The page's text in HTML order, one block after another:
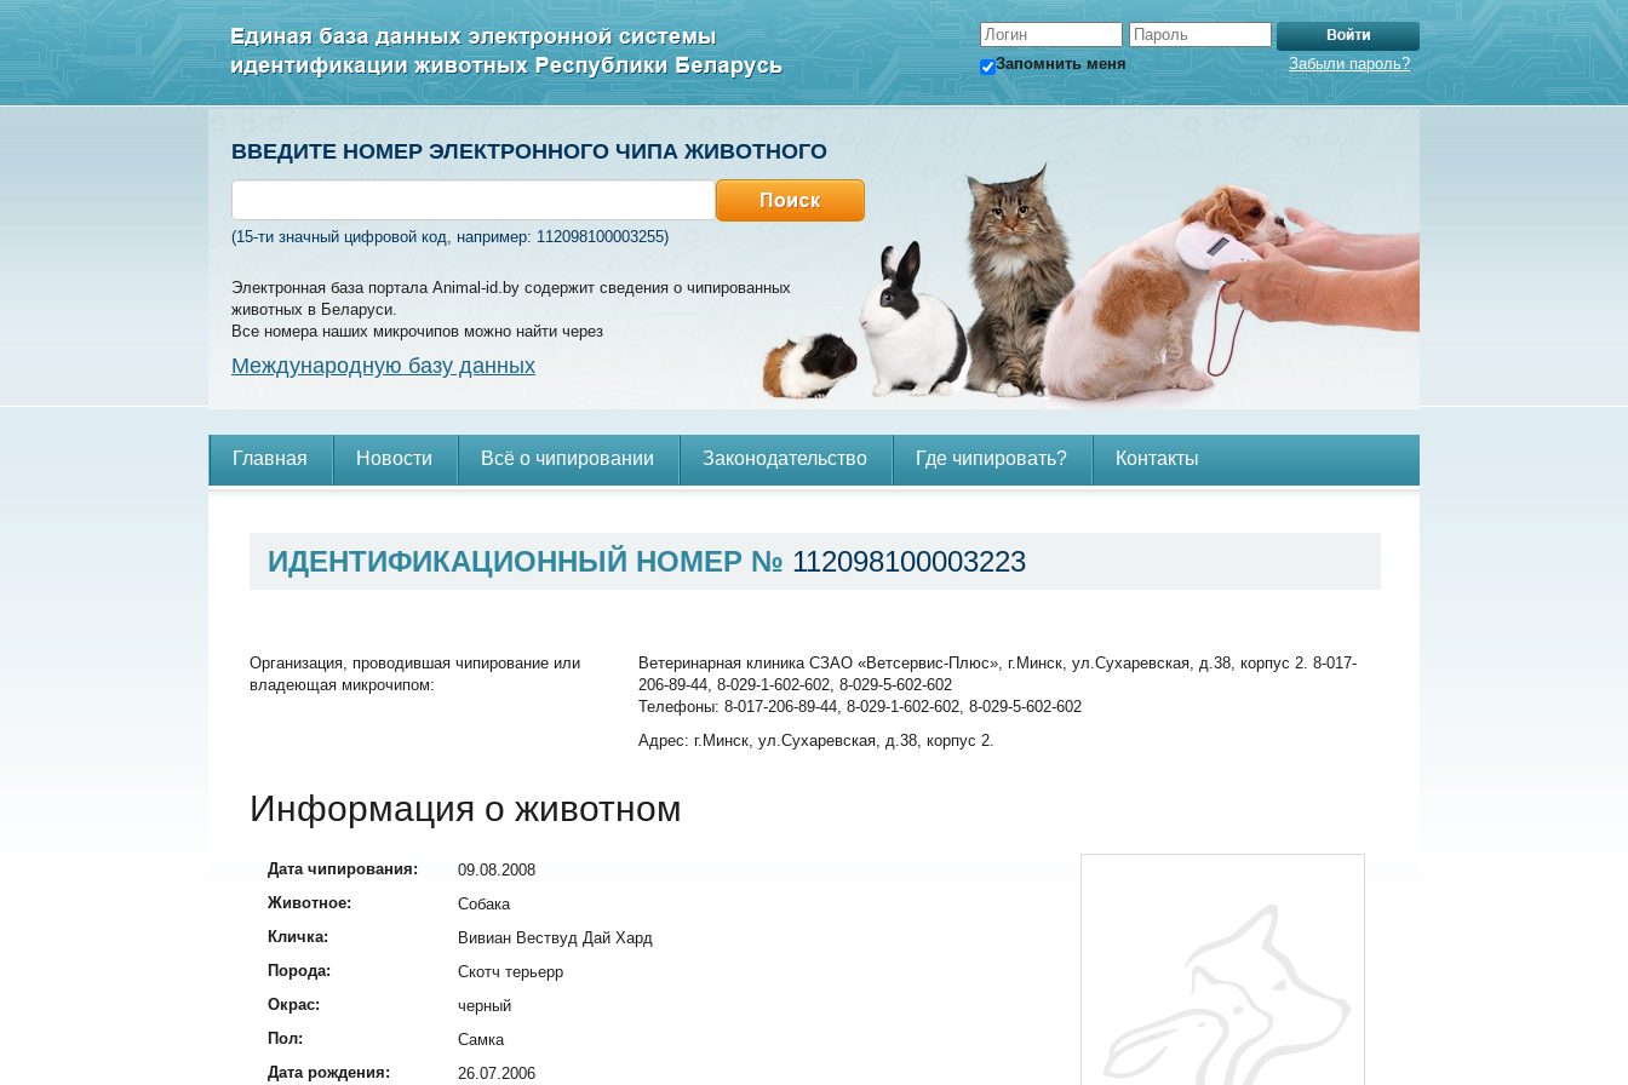
Запомнить меня Забыли пароль?
ВВЕДИТЕ НОМЕР ЭЛЕКТРОННОГО ЧИПА ЖИВОТНОГО
(15-ти значный цифровой код, например: 112098100003255)
Электронная база портала Animal-id.by содержит сведения о чипированных
животных в Беларуси.
Все номера наших микрочипов можно найти через
Международную базу данных
Главная Новости Всё о чипировании Законодательство Где чипировать? Контакты
ИДЕНТИФИКАЦИОННЫЙ НОМЕР № 112098100003223
Организация, проводившая чипирование или
владеющая микрочипом:
Ветеринарная клиника СЗАО «Ветсервис-Плюс», г.Минск, ул.Сухаревская, д.38, корпус 2. 8-017-
206-89-44, 8-029-1-602-602, 8-029-5-602-602
Телефоны: 8-017-206-89-44, 8-029-1-602-602, 8-029-5-602-602
Адрес: г.Минск, ул.Сухаревская, д.38, корпус 2.
Информация о животном
Дата чипирования:
09.08.2008
Животное:
Собака
Кличка:
Вивиан Вествуд Дай Хард
Порода:
Скотч терьерр
Окрас:
черный
Пол:
Самка
Дата рождения:
26.07.2006